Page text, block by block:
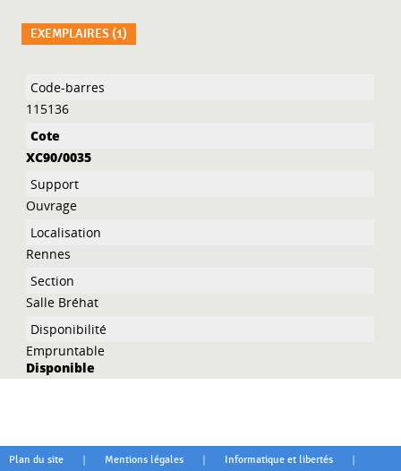
EXEMPLAIRES (1)
Liste des exemplaires
115136
XC90/0035
Ouvrage
Rennes
Salle Bréhat
Empruntable
Disponible
Plan du site | Mentions légales | Informatique et libertés |